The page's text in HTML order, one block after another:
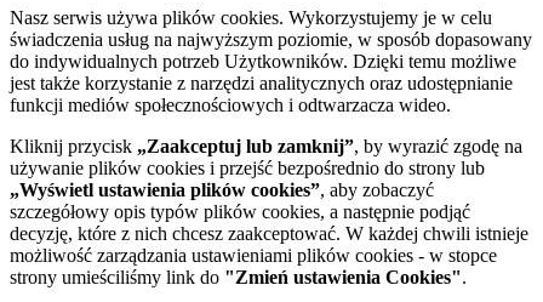
Nasz serwis używa plików cookies. Wykorzystujemy je w celu
świadczenia usług na najwyższym poziomie, w sposób dopasowany
do indywidualnych potrzeb Użytkowników. Dzięki temu możliwe
jest także korzystanie z narzędzi analitycznych oraz udostępnianie
funkcji mediów społecznościowych i odtwarzacza wideo.
Kliknij przycisk „Zaakceptuj lub zamknij”, by wyrazić zgodę na
używanie plików cookies i przejść bezpośrednio do strony lub
„Wyświetl ustawienia plików cookies”, aby zobaczyć
szczegółowy opis typów plików cookies, a następnie podjąć
decyzję, które z nich chcesz zaakceptować. W każdej chwili istnieje
możliwość zarządzania ustawieniami plików cookies - w stopce
strony umieściliśmy link do "Zmień ustawienia Cookies".